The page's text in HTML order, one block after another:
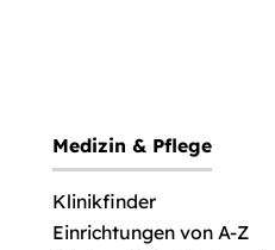
Medizin & Pflege
Klinikfinder
Einrichtungen von A-Z